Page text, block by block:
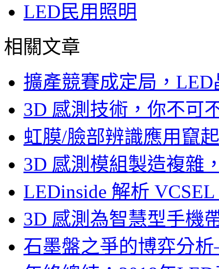
LED民用照明
相關文章
擴產競賽成定局，
3D 感測技術，你不可
虹膜/臉部辨識應用竄
3D 感測模組製造複雜
LEDinside 解析
3D 感測為智慧型手機
石墨盤之爭的博弈分